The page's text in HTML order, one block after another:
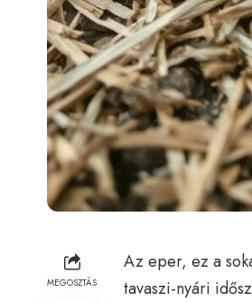
MEGOSZTÁS
Az eper, ez a
tavaszi-nyári